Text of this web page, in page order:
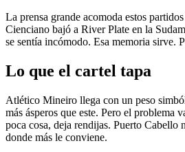
La prensa grande acomoda estos
Cienciano bajó a River Plate en la
se sentía incómodo. Esa memoria sirve.
Lo que el cartel tapa
Atlético Mineiro llega con un peso
más ásperos que este. Pero el problema
poca cosa, deja rendijas. Puerto
donde más le conviene.